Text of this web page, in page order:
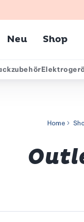
Neu Shop
Home